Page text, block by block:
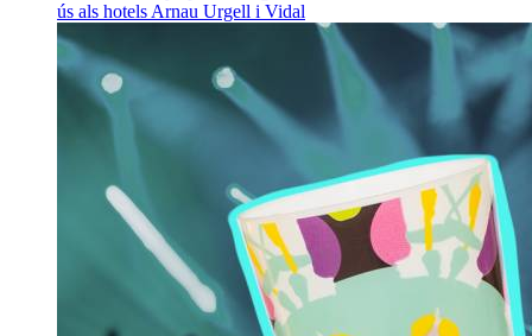
ús als hotels Arnau Urgell i Vidal